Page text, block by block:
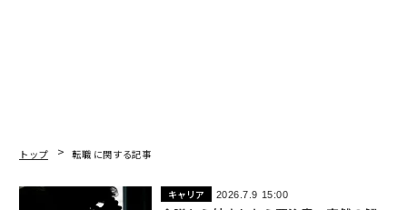
トップ 転職 に関する記事
キャリア 2026.7.9 15:00